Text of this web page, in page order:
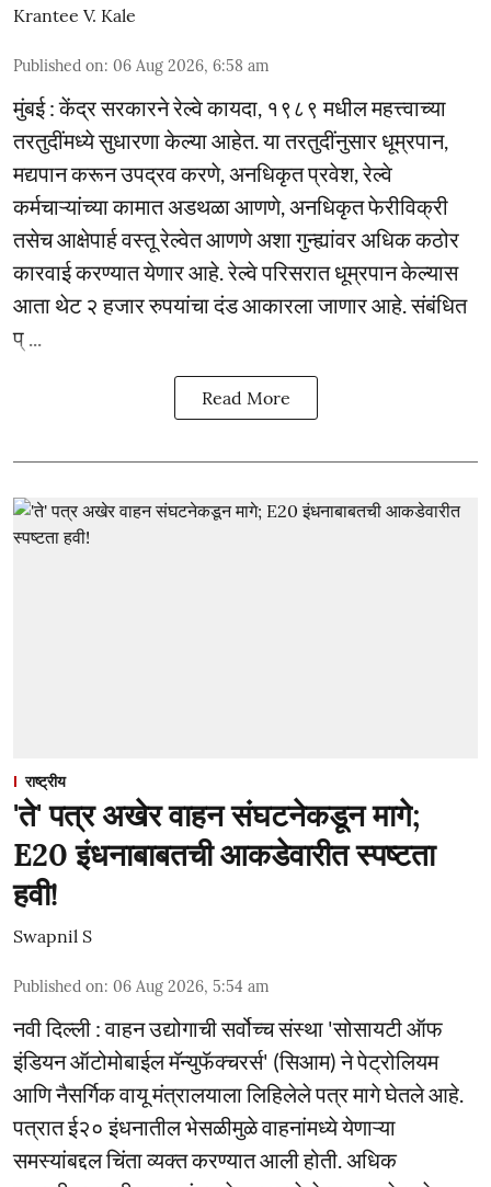
Krantee V. Kale
Published on: 06 Aug 2026, 6:58 am
मुंबई : केंद्र सरकारने रेल्वे कायदा, १९८९ मधील महत्त्वाच्या
तरतुदींमध्ये सुधारणा केल्या आहेत. या तरतुदींनुसार धूम्रपान,
मद्यपान करून उपद्रव करणे, अनधिकृत प्रवेश, रेल्वे
कर्मचाऱ्यांच्या कामात अडथळा आणणे, अनधिकृत फेरीविक्री
तसेच आक्षेपार्ह वस्तू रेल्वेत आणणे अशा गुन्ह्यांवर अधिक कठोर
कारवाई करण्यात येणार आहे. रेल्वे परिसरात धूम्रपान केल्यास
आता थेट २ हजार रुपयांचा दंड आकारला जाणार आहे. संबंधित
प् ...
Read More
राष्ट्रीय
'ते' पत्र अखेर वाहन संघटनेकडून मागे;
E20 इंधनाबाबतची आकडेवारीत स्पष्टता
हवी!
Swapnil S
Published on: 06 Aug 2026, 5:54 am
नवी दिल्ली : वाहन उद्योगाची सर्वोच्च संस्था 'सोसायटी ऑफ
इंडियन ऑटोमोबाईल मॅन्युफॅक्चरर्स' (सिआम) ने पेट्रोलियम
आणि नैसर्गिक वायू मंत्रालयाला लिहिलेले पत्र मागे घेतले आहे.
पत्रात ई२० इंधनातील भेसळीमुळे वाहनांमध्ये येणाऱ्या
समस्यांबद्दल चिंता व्यक्त करण्यात आली होती. अधिक